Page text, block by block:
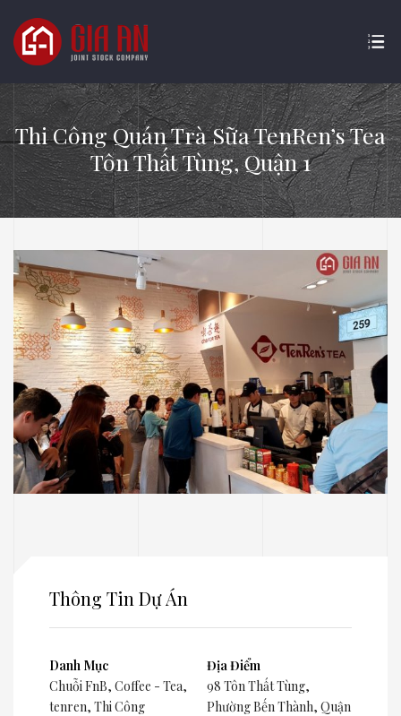
Thi Công Quán Trà Sữa TenRen’s Tea
Tôn Thất Tùng, Quận 1
Thông Tin Dự Án
Danh Mục
Chuỗi FnB, Coffee - Tea,
tenren, Thi Công
Địa Điểm
98 Tôn Thất Tùng,
Phường Bến Thành, Quận